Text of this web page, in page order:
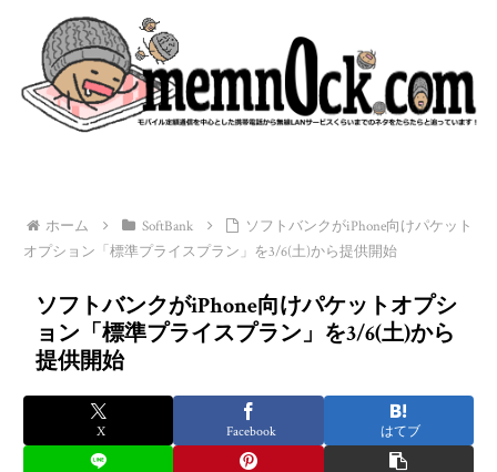
ホーム SoftBank
ソフトバンクがiPhone向けパケット
オプション「標準プライスプラン」を3/6(土)から提供開始
ソフトバンクがiPhone向けパケットオプシ
ョン「標準プライスプラン」を3/6(土)から
提供開始
X Facebook はてブ